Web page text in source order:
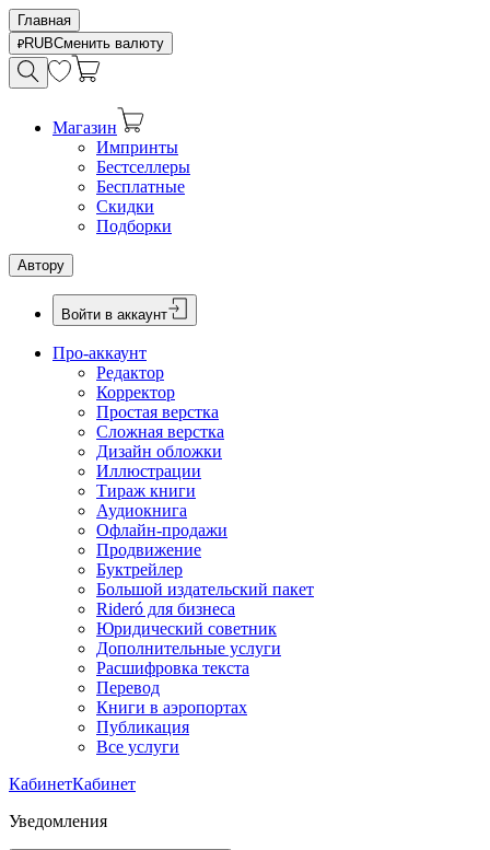
Главная
RUBСменить валюту
Магазин
Импринты
Бестселлеры
Бесплатные
Скидки
Подборки
Автору
Войти в аккаунт
Про-аккаунт
Редактор
Корректор
Простая верстка
Сложная верстка
Дизайн обложки
Иллюстрации
Тираж книги
Аудиокнига
Офлайн-продажи
Продвижение
Буктрейлер
Большой издательский пакет
Rideró для бизнеса
Юридический советник
Дополнительные услуги
Расшифровка текста
Перевод
Книги в аэропортах
Публикация
Все услуги
КабинетКабинет
Уведомления